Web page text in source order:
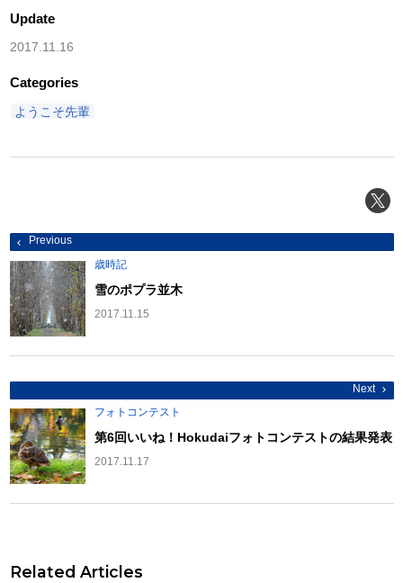
Update
2017.11.16
Categories
ようこそ先輩
投
稿
ナ
ビ
ゲ
ー
シ
ョ
ン
Previous
歳時記
雪のポプラ並木
2017.11.15
Next
フォトコンテスト
第6回いいね！Hokudaiフォトコンテストの結果発表
2017.11.17
Related Articles